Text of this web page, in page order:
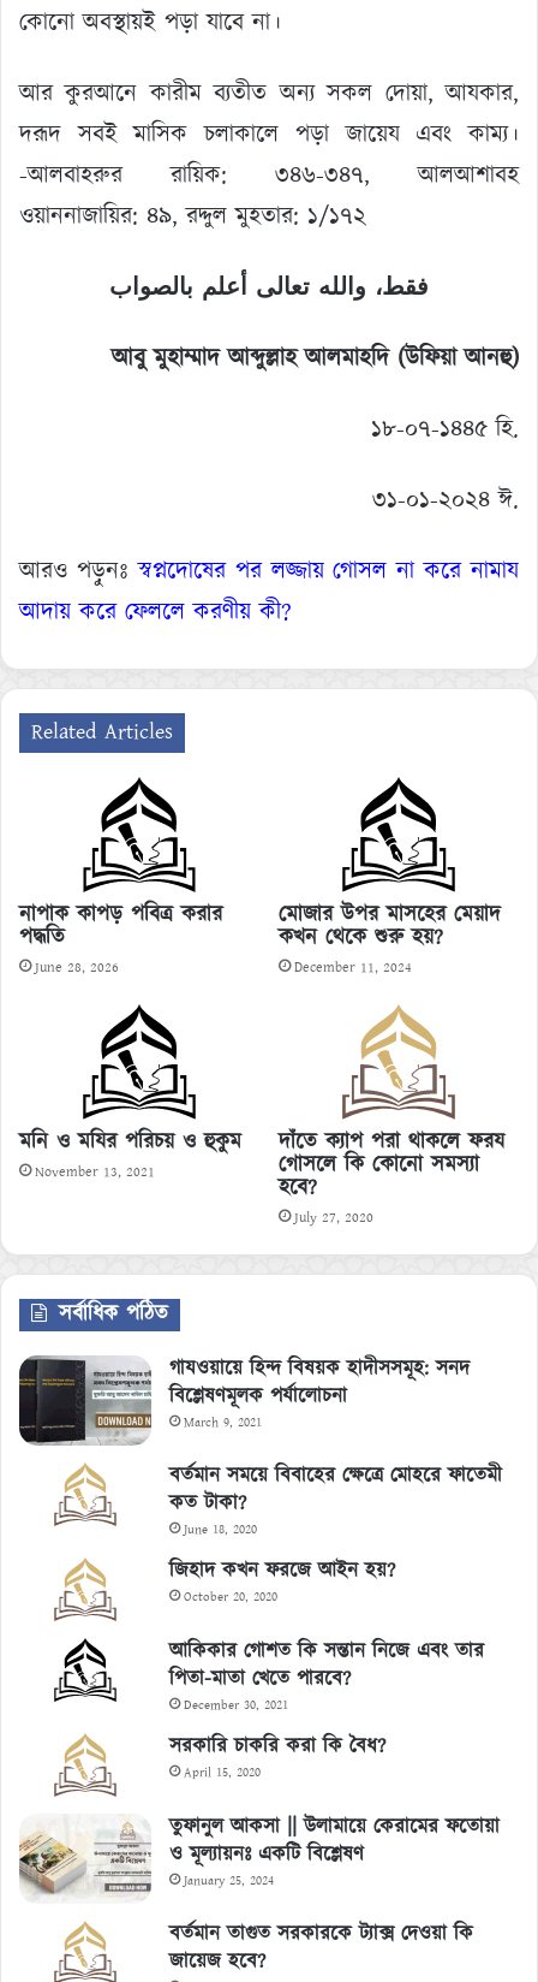
কোনো অবস্থায়ই পড়া যাবে না।
আর কুরআনে কারীম ব্যতীত অন্য সকল দোয়া, আযকার,
দরূদ সবই মাসিক চলাকালে পড়া জায়েয এবং কাম্য।
-আলবাহরুর রায়িক: ৩৪৬-৩৪৭, আলআশাবহ
ওয়াননাজায়ির: ৪৯, রদ্দুল মুহতার: ১/১৭২
فقط، والله تعالى أعلم بالصواب
আবু মুহাম্মাদ আব্দুল্লাহ আলমাহদি (উফিয়া আনহু)
১৮-০৭-১৪৪৫ হি.
৩১-০১-২০২৪ ঈ.
আরও পড়ুনঃস্বপ্নদোষের পর লজ্জায় গোসল না করে নামায
আদায় করে ফেললে করণীয় কী?
Related Articles
নাপাক কাপড় পবিত্র করার
পদ্ধতি
June 28, 2026
মোজার উপর মাসহের মেয়াদ
কখন থেকে শুরু হয়?
December 11, 2024
মনি ও মযির পরিচয় ও হুকুম
November 13, 2021
দাঁতে ক্যাপ পরা থাকলে ফরয
গোসলে কি কোনো সমস্যা
হবে?
July 27, 2020
সর্বাধিক পঠিত
গাযওয়ায়ে হিন্দ বিষয়ক হাদীসসমূহ: সনদ
বিশ্লেষণমূলক পর্যালোচনা
March 9, 2021
বর্তমান সময়ে বিবাহের ক্ষেত্রে মোহরে ফাতেমী
কত টাকা?
June 18, 2020
জিহাদ কখন ফরজে আইন হয়?
October 20, 2020
আকিকার গোশত কি সন্তান নিজে এবং তার
পিতা-মাতা খেতে পারবে?
December 30, 2021
সরকারি চাকরি করা কি বৈধ?
April 15, 2020
তুফানুল আকসা || উলামায়ে কেরামের ফতোয়া
ও মূল্যায়নঃ একটি বিশ্লেষণ
January 25, 2024
বর্তমান তাগুত সরকারকে ট্যাক্স দেওয়া কি
জায়েজ হবে?